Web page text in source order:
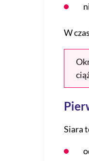
W
Siara